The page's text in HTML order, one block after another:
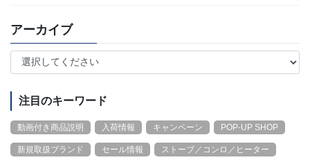
アーカイブ
注目のキーワード
動画付き商品説明 入荷情報 キャンペーン POP-UP SHOP
新規取扱ブランド セール情報 ストーブ／コンロ／ヒーター